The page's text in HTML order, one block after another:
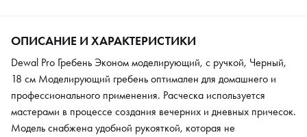
ОПИСАНИЕ И ХАРАКТЕРИСТИКИ
Dewal Pro Гребень Эконом моделирующий, с ручкой, Черный,
18 см Моделирующий гребень оптимален для домашнего и
профессионального применения. Расческа используется
мастерами в процессе создания вечерних и дневных причесок.
Модель снабжена удобной рукояткой, которая не